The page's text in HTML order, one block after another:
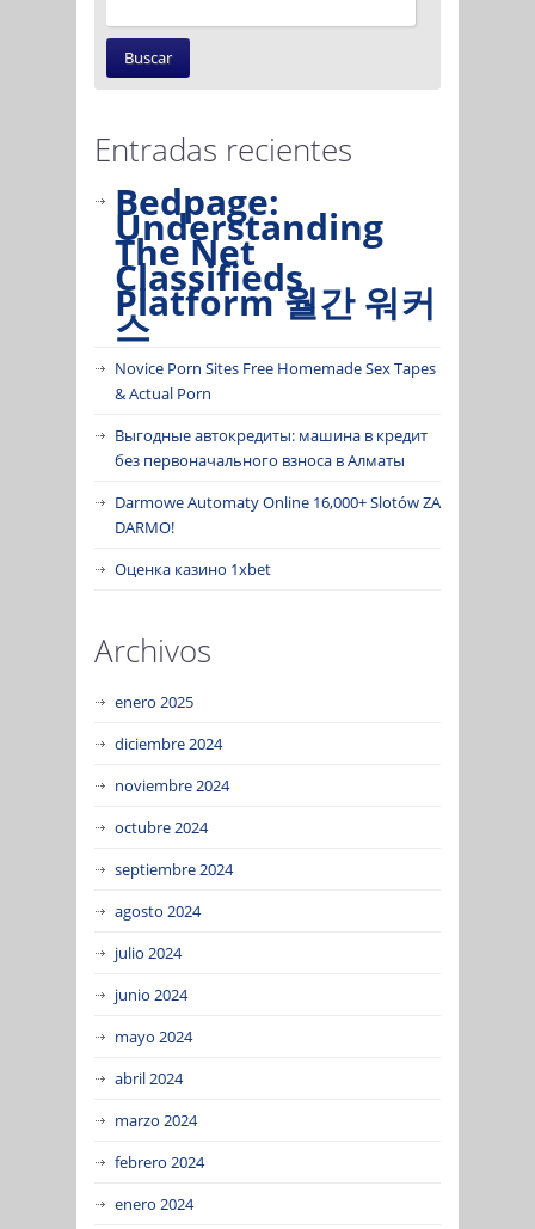
Entradas recientes
Bedpage:
Understanding
The Net
Classifieds
Platform 월간 워커
스
Novice Porn Sites Free Homemade Sex Tapes
& Actual Porn
Выгодные автокредиты: машина в кредит
без первоначального взноса в Алматы
Darmowe Automaty Online 16,000+ Slotów ZA
DARMO!
Оценка казино 1xbet
Archivos
enero 2025
diciembre 2024
noviembre 2024
octubre 2024
septiembre 2024
agosto 2024
julio 2024
junio 2024
mayo 2024
abril 2024
marzo 2024
febrero 2024
enero 2024